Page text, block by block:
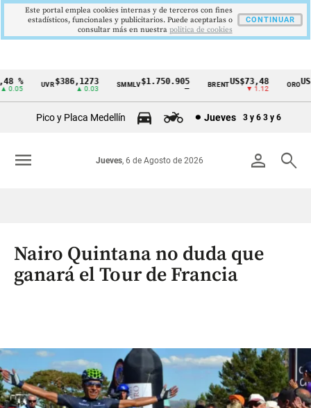
Cintillo
Colombia
% UVR$386,1273
▲ 0.03
SMMLV$1.750.905 BRENTUS$73,48
▼ 1.12
ORO
Pico y Placa Medellín Jueves 3 y 6 3 y 6
person search
Jueves, 6 de Agosto de 2026
menu
Nairo Quintana no duda que
ganará el Tour de Francia
Este portal emplea cookies internas y de terceros con fines
estadísticos, funcionales y publicitarios. Puede aceptarlas o
consultar más en nuestra politica de cookies
CONTINUAR